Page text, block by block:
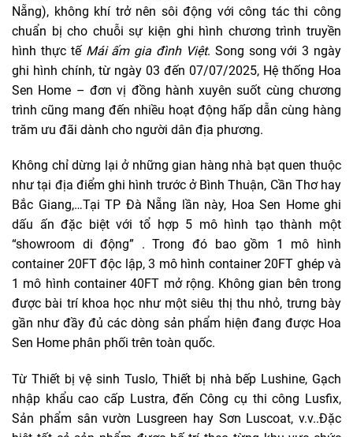
Nẵng), không khí trở nên sôi động với công tác thi công
chuẩn bị cho chuỗi sự kiện ghi hình chương trình truyền
hình thực tế Mái ấm gia đình Việt. Song song với 3 ngày
ghi hình chính, từ ngày 03 đến 07/07/2025, Hệ thống Hoa
Sen Home – đơn vị đồng hành xuyên suốt cùng chương
trình cũng mang đến nhiều hoạt động hấp dẫn cùng hàng
trăm ưu đãi dành cho người dân địa phương.
Không chỉ dừng lại ở những gian hàng nhà bạt quen thuộc
như tại địa điểm ghi hình trước ở Bình Thuận, Cần Thơ hay
Bắc Giang,…Tại TP Đà Nẵng lần này, Hoa Sen Home ghi
dấu ấn đặc biệt với tổ hợp 5 mô hình tạo thành một
“showroom di động” . Trong đó bao gồm 1 mô hình
container 20FT độc lập, 3 mô hình container 20FT ghép và
1 mô hình container 40FT mở rộng. Không gian bên trong
được bài trí khoa học như một siêu thị thu nhỏ, trưng bày
gần như đầy đủ các dòng sản phẩm hiện đang được Hoa
Sen Home phân phối trên toàn quốc.
Từ Thiết bị vệ sinh Tuslo, Thiết bị nhà bếp Lushine, Gạch
nhập khẩu cao cấp Lustra, đến Công cụ thi công Lusfix,
Sản phẩm sân vườn Lusgreen hay Sơn Luscoat, v.v..Đặc